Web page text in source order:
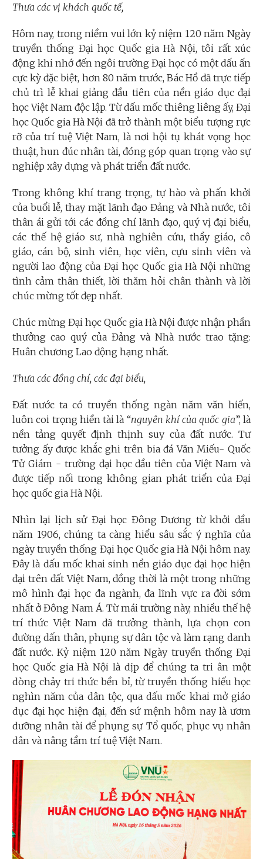
Thưa các vị khách quốc tế,
Hôm nay, trong niềm vui lớn kỷ niệm 120 năm Ngày
truyền thống Đại học Quốc gia Hà Nội, tôi rất xúc
động khi nhớ đến ngôi trường Đại học có một dấu ấn
cực kỳ đặc biệt, hơn 80 năm trước, Bác Hồ đã trực tiếp
chủ trì lễ khai giảng đầu tiên của nền giáo dục đại
học Việt Nam độc lập. Từ dấu mốc thiêng liêng ấy, Đại
học Quốc gia Hà Nội đã trở thành một biểu tượng rực
rỡ của trí tuệ Việt Nam, là nơi hội tụ khát vọng học
thuật, hun đúc nhân tài, đóng góp quan trọng vào sự
nghiệp xây dựng và phát triển đất nước.
Trong không khí trang trọng, tự hào và phấn khởi
của buổi lễ, thay mặt lãnh đạo Đảng và Nhà nước, tôi
thân ái gửi tới các đồng chí lãnh đạo, quý vị đại biểu,
các thế hệ giáo sư, nhà nghiên cứu, thầy giáo, cô
giáo, cán bộ, sinh viên, học viên, cựu sinh viên và
người lao động của Đại học Quốc gia Hà Nội những
tình cảm thân thiết, lời thăm hỏi chân thành và lời
chúc mừng tốt đẹp nhất.
Chúc mừng Đại học Quốc gia Hà Nội được nhận phần
thưởng cao quý của Đảng và Nhà nước trao tặng:
Huân chương Lao động hạng nhất.
Thưa các đồng chí, các đại biểu,
Đất nước ta có truyền thống ngàn năm văn hiến,
luôn coi trọng hiền tài là “nguyên khí của quốc gia”, là
nền tảng quyết định thịnh suy của đất nước. Tư
tưởng ấy được khắc ghi trên bia đá Văn Miếu- Quốc
Tử Giám - trường đại học đầu tiên của Việt Nam và
được tiếp nối trong không gian phát triển của Đại
học quốc gia Hà Nội.
Nhìn lại lịch sử Đại học Đông Dương từ khởi đầu
năm 1906, chúng ta càng hiểu sâu sắc ý nghĩa của
ngày truyền thống Đại học Quốc gia Hà Nội hôm nay.
Đây là dấu mốc khai sinh nền giáo dục đại học hiện
đại trên đất Việt Nam, đồng thời là một trong những
mô hình đại học đa ngành, đa lĩnh vực ra đời sớm
nhất ở Đông Nam Á. Từ mái trường này, nhiều thế hệ
trí thức Việt Nam đã trưởng thành, lựa chọn con
đường dấn thân, phụng sự dân tộc và làm rạng danh
đất nước. Kỷ niệm 120 năm Ngày truyền thống Đại
học Quốc gia Hà Nội là dịp để chúng ta tri ân một
dòng chảy tri thức bền bỉ, từ truyền thống hiếu học
nghìn năm của dân tộc, qua dấu mốc khai mở giáo
dục đại học hiện đại, đến sứ mệnh hôm nay là ươm
dưỡng nhân tài để phụng sự Tổ quốc, phục vụ nhân
dân và nâng tầm trí tuệ Việt Nam.